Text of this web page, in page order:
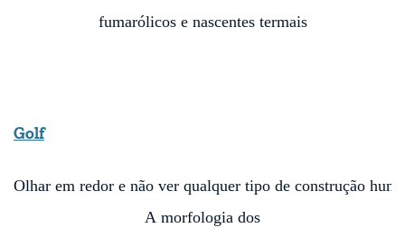
fumarólicos e nascentes termais
Golf
Olhar em redor e não ver qualquer tipo de construção
A morfologia dos